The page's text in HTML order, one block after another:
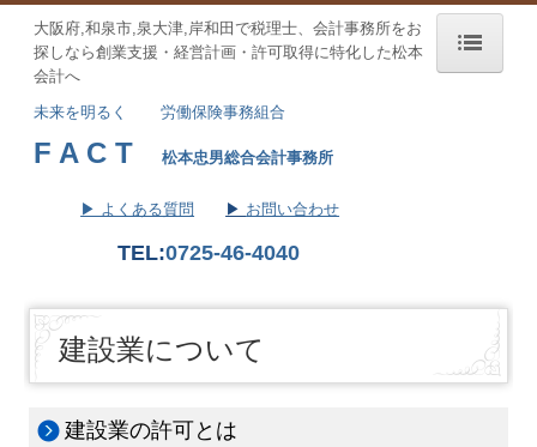
FACTグループ理念
会社案内
サービス案内
当事務所の特徴
業績予測と納税額の早期通知
大阪府,和泉市,泉大津,岸和田で税理士、会計事務所をお
探しなら創業支援・経営計画・許可取得に特化した松本
会計へ
未来を明るく
労働保険事務組合
F A C T 松本忠男総合会計事務所
▶ よくある質問 ▶ お問い合わせ
TEL:0725-46-4040
建設業について
建設業の許可とは